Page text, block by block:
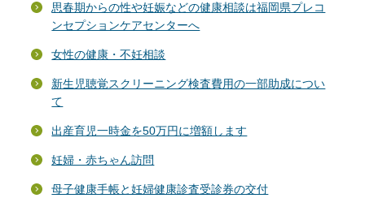
思春期からの性や妊娠などの健康相談は福岡県プレコ
ンセプションケアセンターへ
女性の健康・不妊相談
新生児聴覚スクリーニング検査費用の一部助成につい
て
出産育児一時金を50万円に増額します
妊婦・赤ちゃん訪問
母子健康手帳と妊婦健康診査受診券の交付